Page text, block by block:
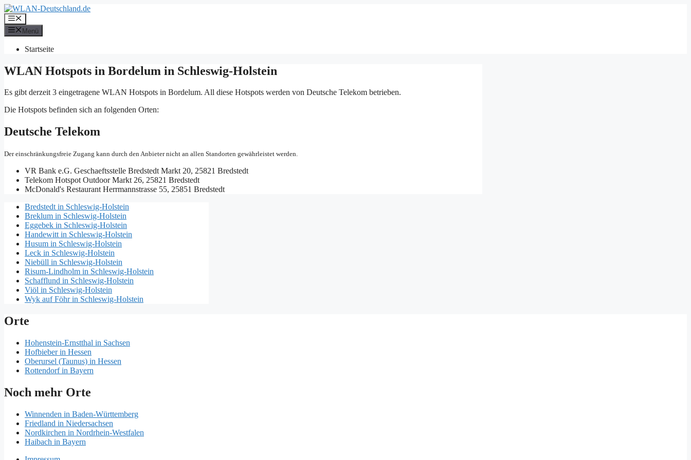
Zum
Inhalt
springen
Menü
Menü
Startseite
WLAN Hotspots in Bordelum in Schleswig-Holstein
Es gibt derzeit 3 eingetragene WLAN Hotspots in Bordelum. All diese Hotspots werden von Deutsche Telekom betrieben.
Die Hotspots befinden sich an folgenden Orten:
Deutsche Telekom
Der einschränkungsfreie Zugang kann durch den Anbieter nicht an allen Standorten gewährleistet werden.
VR Bank e.G. Geschaeftsstelle Bredstedt Markt 20, 25821 Bredstedt
Telekom Hotspot OutdoorMarkt 26, 25821 Bredstedt
McDonald's Restaurant Herrmannstrasse 55, 25851 Bredstedt
Bredstedt in Schleswig-Holstein
Breklum in Schleswig-Holstein
Eggebek in Schleswig-Holstein
Handewitt in Schleswig-Holstein
Husum in Schleswig-Holstein
Leck in Schleswig-Holstein
Niebüll in Schleswig-Holstein
Risum-Lindholm in Schleswig-Holstein
Schafflund in Schleswig-Holstein
Viöl in Schleswig-Holstein
Wyk auf Föhr in Schleswig-Holstein
Orte
Hohenstein-Ernstthal in Sachsen
Hofbieber in Hessen
Oberursel (Taunus) in Hessen
Rottendorf in Bayern
Noch mehr Orte
Winnenden in Baden-Württemberg
Friedland in Niedersachsen
Nordkirchen in Nordrhein-Westfalen
Haibach in Bayern